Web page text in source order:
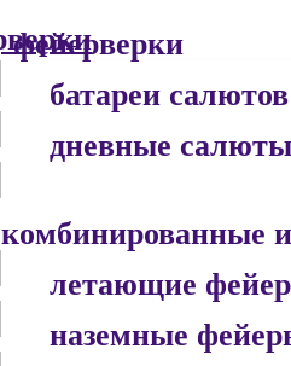
фейерверки
батареи салютов
дневные салюты
комбинированные
летающие
наземные